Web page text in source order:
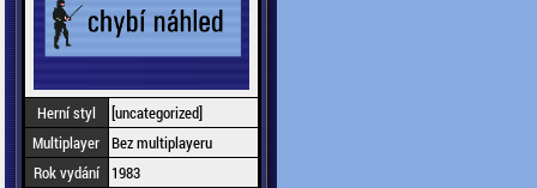
Herní styl
[uncategorized]
Multiplayer Bez multiplayeru
Rok vydání
1983